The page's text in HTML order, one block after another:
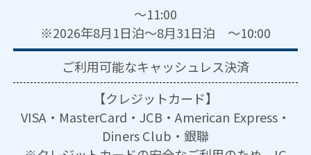
～11:00
※2026年8月1日泊～8月31日泊 ～10:00
ご利用可能なキャッシュレス決済
【クレジットカード】
VISA・MasterCard・JCB・American Express・
Diners Club・銀聯